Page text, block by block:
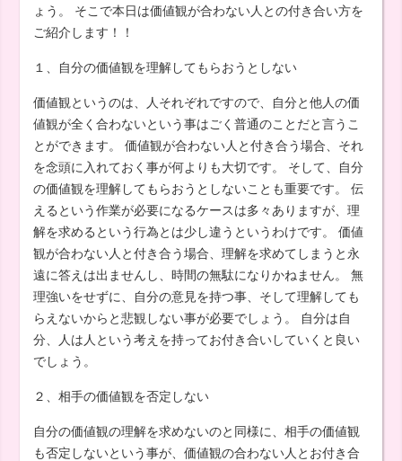
ょう。 そこで本日は価値観が合わない人との付き合い方を
ご紹介します！！
１、自分の価値観を理解してもらおうとしない
価値観というのは、人それぞれですので、自分と他人の価
値観が全く合わないという事はごく普通のことだと言うこ
とができます。 価値観が合わない人と付き合う場合、それ
を念頭に入れておく事が何よりも大切です。 そして、自分
の価値観を理解してもらおうとしないことも重要です。 伝
えるという作業が必要になるケースは多々ありますが、理
解を求めるという行為とは少し違うというわけです。 価値
観が合わない人と付き合う場合、理解を求めてしまうと永
遠に答えは出ませんし、時間の無駄になりかねません。 無
理強いをせずに、自分の意見を持つ事、そして理解しても
らえないからと悲観しない事が必要でしょう。 自分は自
分、人は人という考えを持ってお付き合いしていくと良い
でしょう。
２、相手の価値観を否定しない
自分の価値観の理解を求めないのと同様に、相手の価値観
も否定しないという事が、価値観の合わない人とお付き合